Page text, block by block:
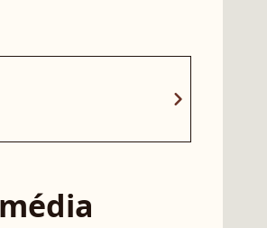
chevron_right